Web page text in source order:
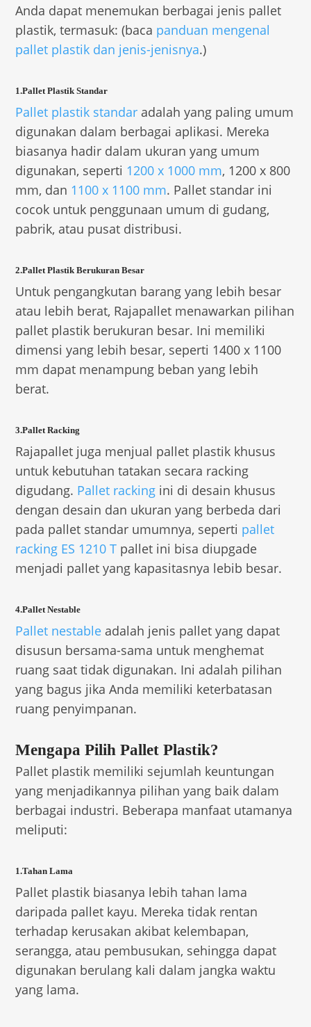
Anda dapat menemukan berbagai jenis pallet
plastik, termasuk: (baca panduan mengenal
pallet plastik dan jenis-jenisnya.)
1.Pallet Plastik Standar
Pallet plastik standar adalah yang paling umum
digunakan dalam berbagai aplikasi. Mereka
biasanya hadir dalam ukuran yang umum
digunakan, seperti 1200 x 1000 mm, 1200 x 800
mm, dan 1100 x 1100 mm. Pallet standar ini
cocok untuk penggunaan umum di gudang,
pabrik, atau pusat distribusi.
2.Pallet Plastik Berukuran Besar
Untuk pengangkutan barang yang lebih besar
atau lebih berat, Rajapallet menawarkan pilihan
pallet plastik berukuran besar. Ini memiliki
dimensi yang lebih besar, seperti 1400 x 1100
mm dapat menampung beban yang lebih
berat.
3.Pallet Racking
Rajapallet juga menjual pallet plastik khusus
untuk kebutuhan tatakan secara racking
digudang. Pallet racking ini di desain khusus
dengan desain dan ukuran yang berbeda dari
pada pallet standar umumnya, seperti pallet
racking ES 1210 T pallet ini bisa diupgade
menjadi pallet yang kapasitasnya lebib besar.
4.Pallet Nestable
Pallet nestable adalah jenis pallet yang dapat
disusun bersama-sama untuk menghemat
ruang saat tidak digunakan. Ini adalah pilihan
yang bagus jika Anda memiliki keterbatasan
ruang penyimpanan.
Mengapa Pilih Pallet Plastik?
Pallet plastik memiliki sejumlah keuntungan
yang menjadikannya pilihan yang baik dalam
berbagai industri. Beberapa manfaat utamanya
meliputi:
1.Tahan Lama
Pallet plastik biasanya lebih tahan lama
daripada pallet kayu. Mereka tidak rentan
terhadap kerusakan akibat kelembapan,
serangga, atau pembusukan, sehingga dapat
digunakan berulang kali dalam jangka waktu
yang lama.